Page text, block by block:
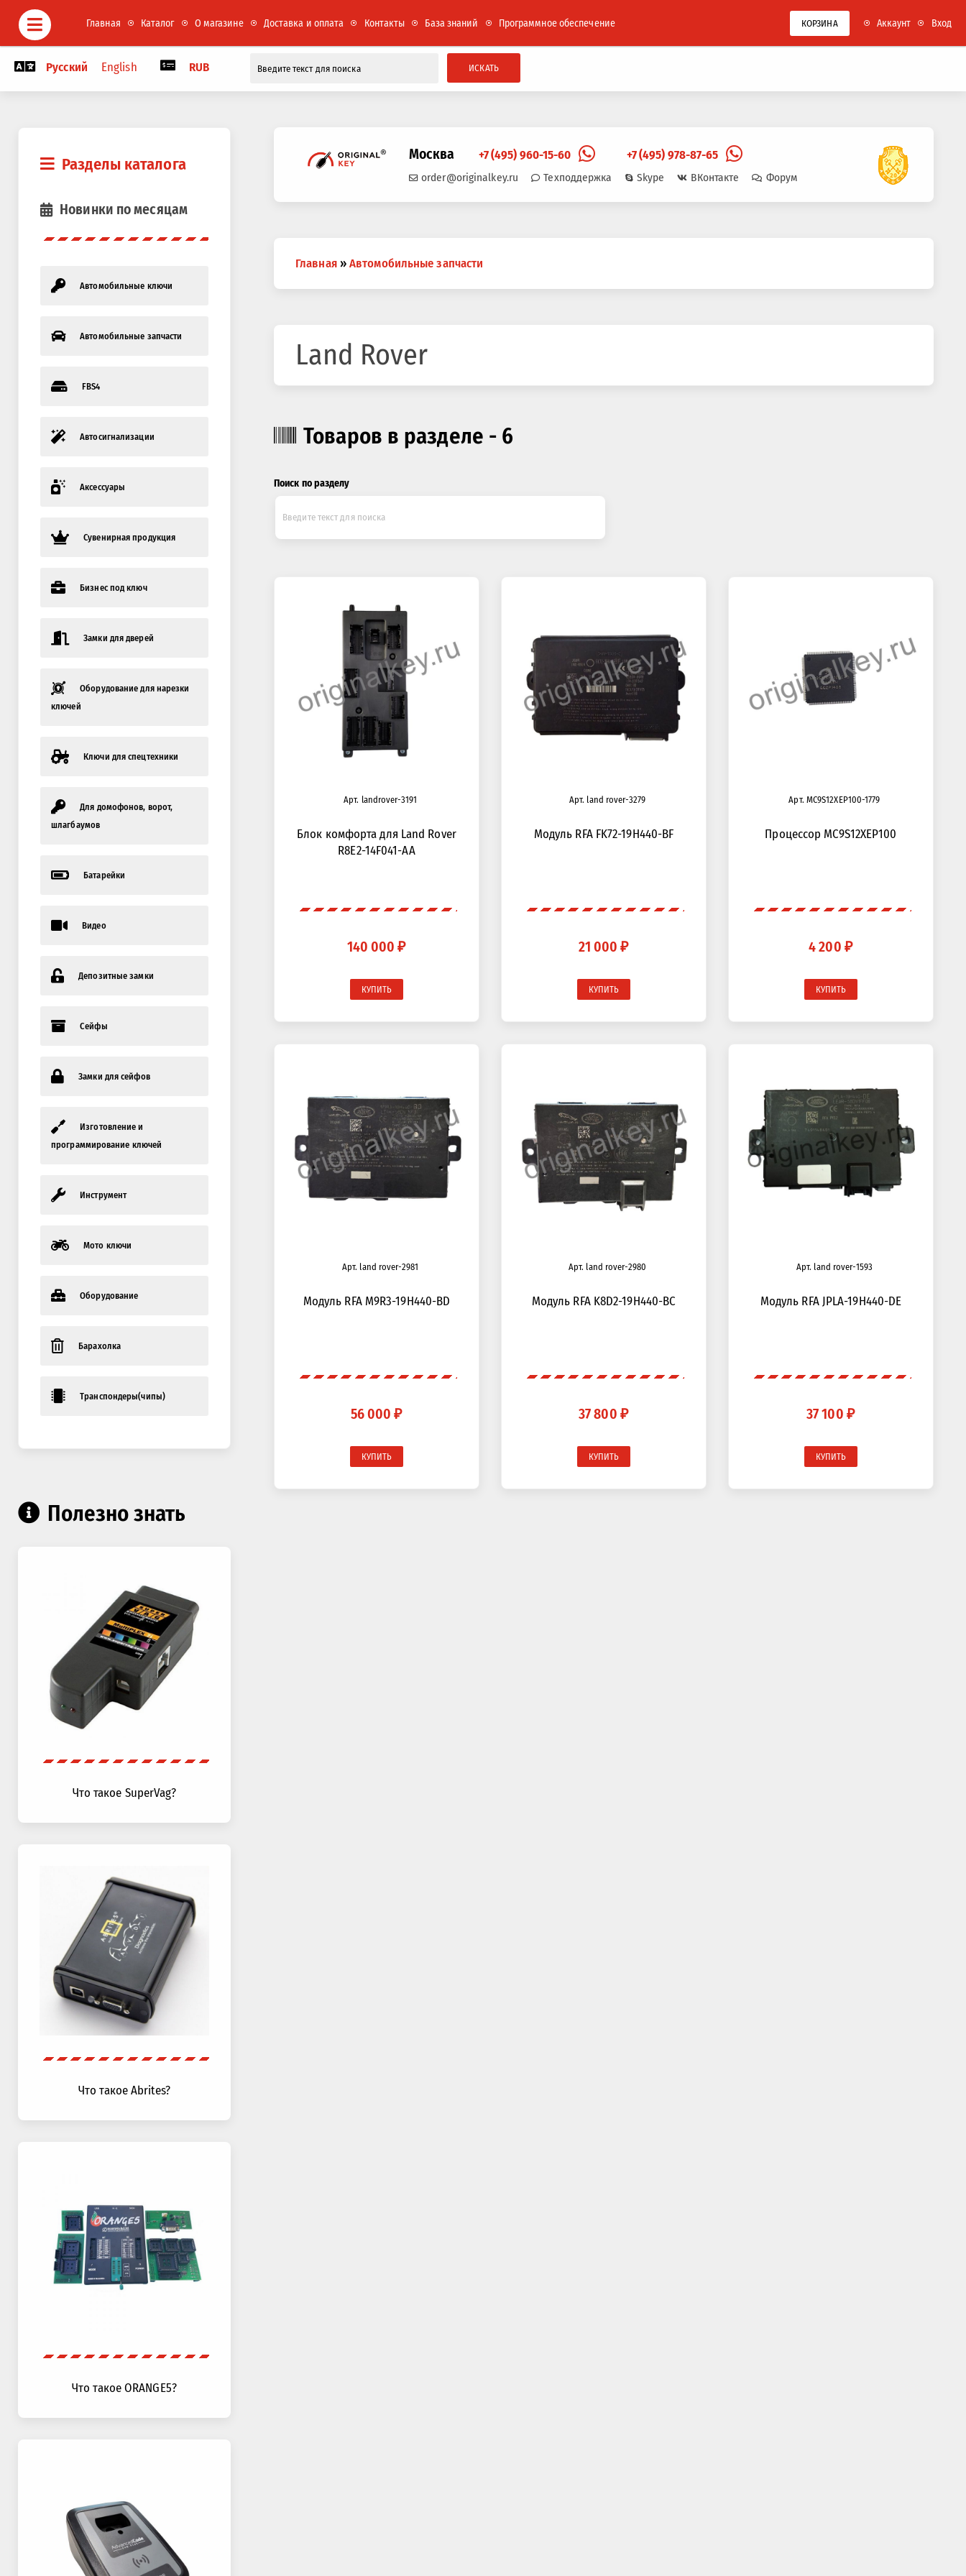
Главная Каталог О магазине Доставка и оплата Контакты База знаний Программное обеспечение КОРЗИНА Аккаунт Вход
Русский English RUB ИСКАТЬ
Разделы каталога
Новинки по месяцам
Автомобильные ключи
Автомобильные запчасти
FBS4
Автосигнализации
Аксессуары
Сувенирная продукция
Бизнес под ключ
Замки для дверей
Оборудование для нарезки
ключей
Ключи для спецтехники
Для домофонов, ворот,
шлагбаумов
Батарейки
Видео
Депозитные замки
Сейфы
Замки для сейфов
Изготовление и
программирование ключей
Инструмент
Мото ключи
Оборудование
Барахолка
Транспондеры(чипы)
Полезно знать
Что такое SuperVag?
Что такое Abrites?
Что такое ORANGE5?
Москва +7 (495) 960-15-60 +7 (495) 978-87-65
order@originalkey.ru Техподдержка Skype ВКонтакте Форум
здесь
Главная » Автомобильные запчасти
Land Rover
Товаров в разделе - 6
Поиск по разделу
Арт. landrover-3191
Блок комфорта для Land Rover
R8E2-14F041-AA
140 000 ₽
КУПИТЬ
Арт. land rover-3279
Модуль RFA FK72-19H440-BF
21 000 ₽
КУПИТЬ
Арт. MC9S12XEP100-1779
Процессор MC9S12XEP100
4 200 ₽
КУПИТЬ
Арт. land rover-2981
Модуль RFA M9R3-19H440-BD
56 000 ₽
КУПИТЬ
Арт. land rover-2980
Модуль RFA K8D2-19H440-BC
37 800 ₽
КУПИТЬ
Арт. land rover-1593
Модуль RFA JPLA-19H440-DE
37 100 ₽
КУПИТЬ